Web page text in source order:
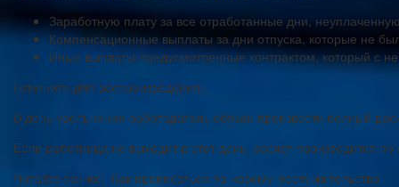
Заработную плату за все отработанные дни,
Компенсационные выплаты за дни отпуска, которые не
Иные выплаты предусмотренные контрактом, который с
(кликните для воспроизведения).
В день увольнения работодатель обязан произвести полный
Если работница не выходит в этот день, расчет производится
Читайте так же: Как прописаться по новому месту жительства